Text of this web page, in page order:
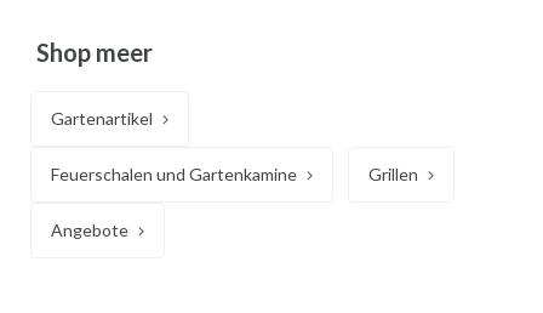
Shop meer
Gartenartikel
Feuerschalen und Gartenkamine Grillen
Angebote